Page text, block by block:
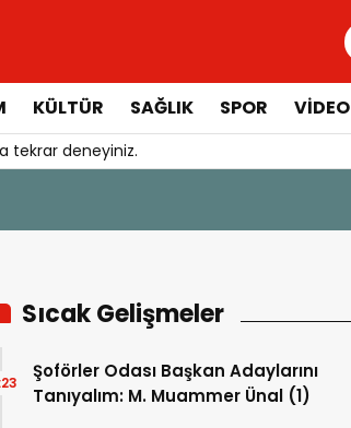
KÜLTÜR SAĞLIK SPOR VIDEO
tekrar deneyiniz.
Sıcak Gelişmeler
Şoförler Odası Başkan Adaylarını
Tanıyalım: M. Muammer Ünal (1)